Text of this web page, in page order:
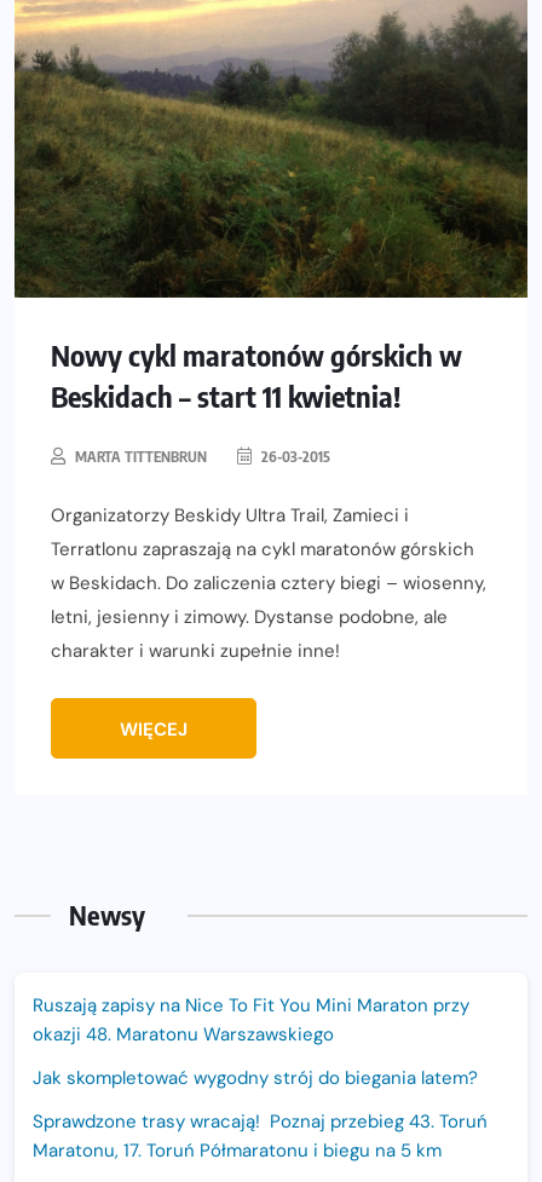
Nowy cykl maratonów górskich w
Beskidach – start 11 kwietnia!
MARTA TITTENBRUN 26-03-2015
Organizatorzy Beskidy Ultra Trail, Zamieci i
Terratlonu zapraszają na cykl maratonów górskich
w Beskidach. Do zaliczenia cztery biegi – wiosenny,
letni, jesienny i zimowy. Dystanse podobne, ale
charakter i warunki zupełnie inne!
WIĘCEJ
Newsy
Ruszają zapisy na Nice To Fit You Mini Maraton przy
okazji 48. Maratonu Warszawskiego
Jak skompletować wygodny strój do biegania latem?
Sprawdzone trasy wracają! Poznaj przebieg 43. Toruń
Maratonu, 17. Toruń Półmaratonu i biegu na 5 km